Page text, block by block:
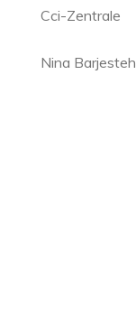
Cci-Zentrale
Nina Barjesteh